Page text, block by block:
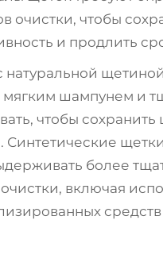
очистки, чтобы
и продлить
натуральной
мягким шампунем и
чтобы сохранить
Синтетические
более
включая
средств